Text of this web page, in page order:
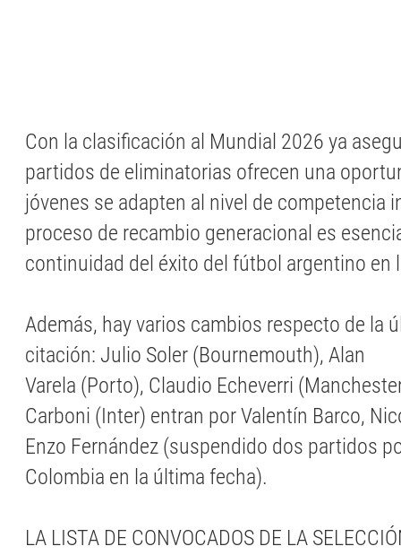
Con la clasificación al Mundial 2026 ya
partidos de eliminatorias ofrecen una
jóvenes se adapten al nivel de competencia
proceso de recambio generacional es
continuidad del éxito del fútbol argentino en
Además, hay varios cambios respecto de la
citación: Julio Soler (Bournemouth), Alan
Varela (Porto), Claudio Echeverri
Carboni (Inter) entran por Valentín Barco,
Enzo Fernández (suspendido dos partidos
Colombia en la última fecha).
LA LISTA DE CONVOCADOS DE LA